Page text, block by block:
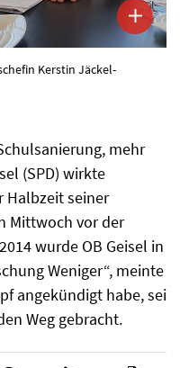
Kerstin Jäckel-
mehr
(SPD) wirkte
Halbzeit seiner
Mittwoch vor der
wurde OB Geisel in
Weniger“, meinte
angekündigt habe, sei
Weg gebracht.